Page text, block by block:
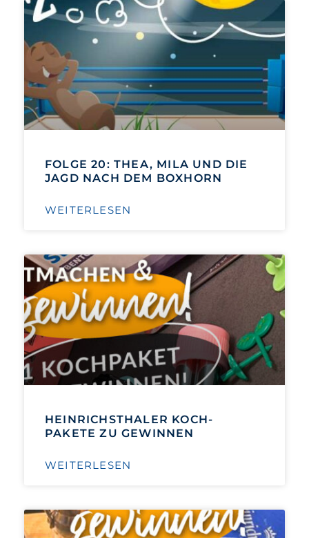
FOLGE 20: THEA, MILA UND DIE
JAGD NACH DEM BOXHORN
WEITERLESEN
HEINRICHSTHALER KOCH-
PAKETE ZU GEWINNEN
WEITERLESEN